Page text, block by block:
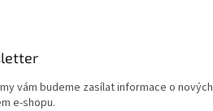
vám budeme zasílat informace o nových
e-shopu.